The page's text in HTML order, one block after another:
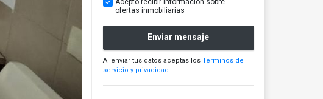
Acepto recibir información sobre
ofertas inmobiliarias
Enviar mensaje
Al enviar tus datos aceptas los Términos de
servicio y privacidad